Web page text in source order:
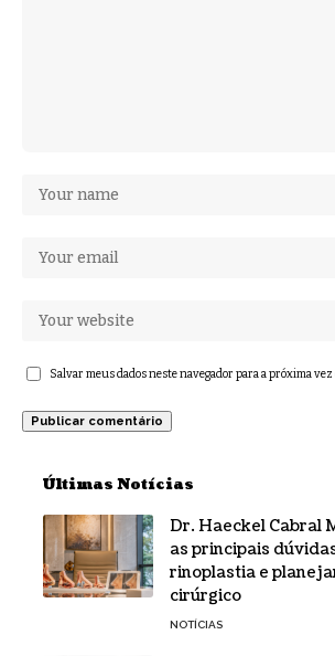
Salvar meus dados neste navegador para a próxima
Últimas Notícias
Dr. Haeckel Cabral
as principais
rinoplastia e
cirúrgico
NOTÍCIAS